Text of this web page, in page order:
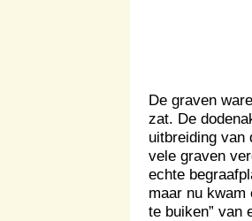
De graven
zat. De
uitbreiding van
vele graven
echte
maar nu kwam
te buiken” van